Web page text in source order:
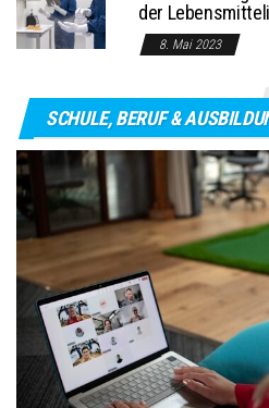
der
8. Mai 2023
SCHULE, BERUF &